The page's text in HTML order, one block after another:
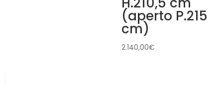
(aperto P.215
cm)
2.140,00€